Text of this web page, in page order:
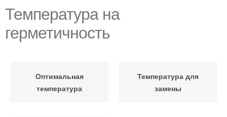
Температура на
герметичность
Оптимальная
температура
Температура для
замены